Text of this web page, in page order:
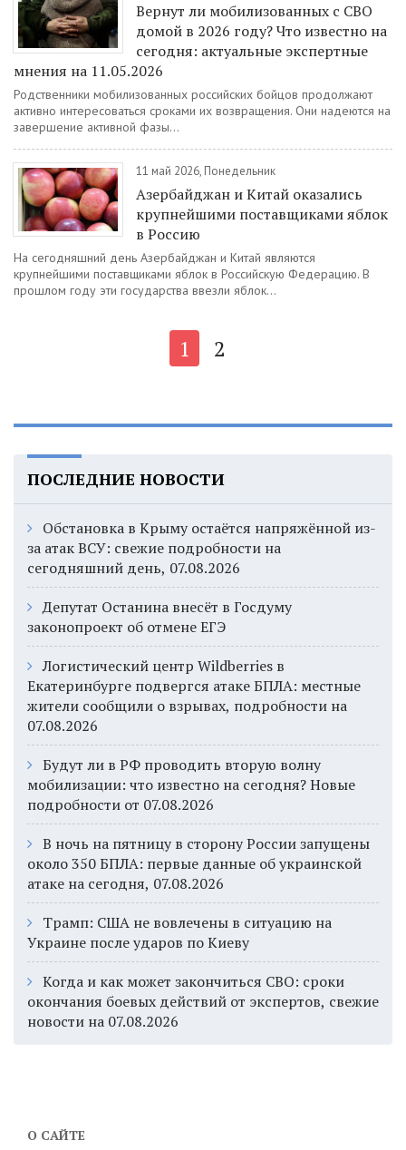
Вернут ли мобилизованных с СВО
домой в 2026 году? Что известно на
сегодня: актуальные экспертные
мнения на 11.05.2026
Родственники мобилизованных российских бойцов продолжают
активно интересоваться сроками их возвращения. Они надеются на
завершение активной фазы...
11 май 2026, Понедельник
Азербайджан и Китай оказались
крупнейшими поставщиками яблок
в Россию
На сегодняшний день Азербайджан и Китай являются
крупнейшими поставщиками яблок в Российскую Федерацию. В
прошлом году эти государства ввезли яблок...
1 2
ПОСЛЕДНИЕ НОВОСТИ
Обстановка в Крыму остаётся напряжённой из-
за атак ВСУ: свежие подробности на
сегодняшний день, 07.08.2026
Депутат Останина внесёт в Госдуму
законопроект об отмене ЕГЭ
Логистический центр Wildberries в
Екатеринбурге подвергся атаке БПЛА: местные
жители сообщили о взрывах, подробности на
07.08.2026
Будут ли в РФ проводить вторую волну
мобилизации: что известно на сегодня? Новые
подробности от 07.08.2026
В ночь на пятницу в сторону России запущены
около 350 БПЛА: первые данные об украинской
атаке на сегодня, 07.08.2026
Трамп: США не вовлечены в ситуацию на
Украине после ударов по Киеву
Когда и как может закончиться СВО: сроки
окончания боевых действий от экспертов, свежие
новости на 07.08.2026
О САЙТЕ